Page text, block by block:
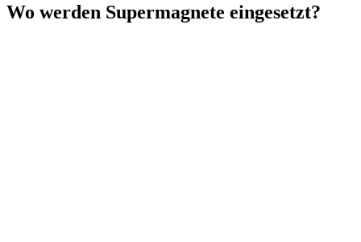
Wo werden Supermagnete eingesetzt?